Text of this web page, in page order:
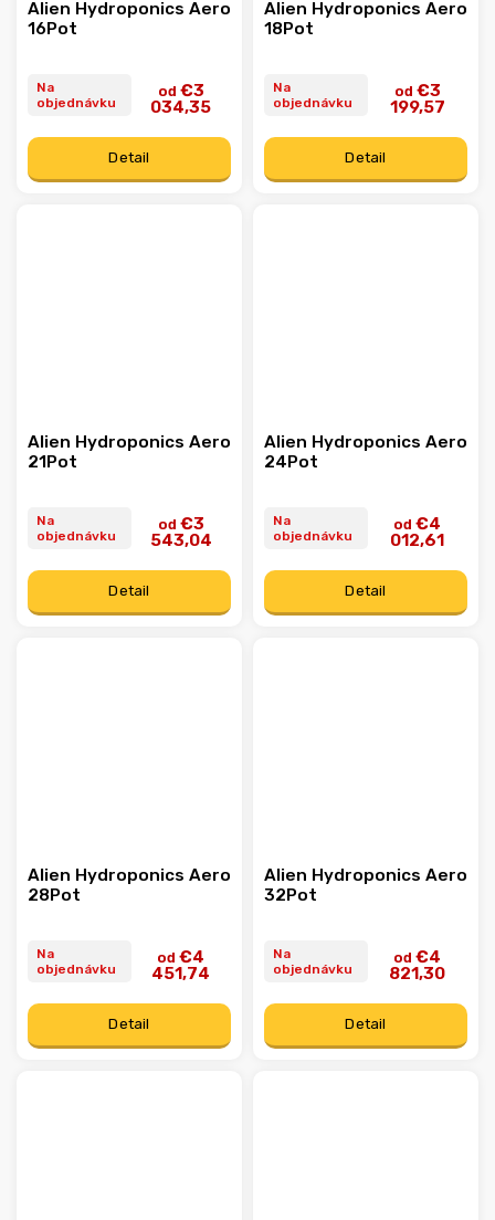
Alien Hydroponics Aero
16Pot
Na
objednávku
od €3
034,35
Detail
Alien Hydroponics Aero
18Pot
Na
objednávku
od €3
199,57
Detail
Alien Hydroponics Aero
21Pot
Na
objednávku
od €3
543,04
Detail
Alien Hydroponics Aero
24Pot
Na
objednávku
od €4
012,61
Detail
Alien Hydroponics Aero
28Pot
Na
objednávku
od €4
451,74
Detail
Alien Hydroponics Aero
32Pot
Na
objednávku
od €4
821,30
Detail